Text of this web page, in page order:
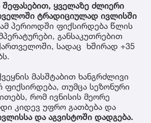
შეფასებით, ყველაზე ძლიერი
ტრადიციულად ივლისში
პერიოდში ფიქსირდება წლის
განსაკუთრებით
სადაც ხშირად +35
მასშტაბით ხანგრძლივი
ფიქსირდება, თუმცა სეზონური
რომ ივნისის მეორე
კიდევ უფრო გათბება და
და აგვისტოში დადგება.